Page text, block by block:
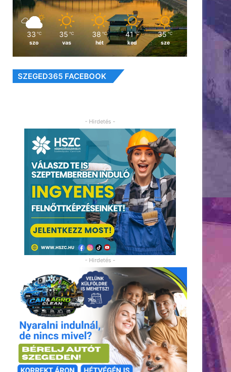
33 ℃
szo
35 ℃
vas
38 ℃
hét
41 ℃
ked
35 ℃
sze
SZEGED365 FACEBOOK
- Hirdetés -
- Hirdetés -